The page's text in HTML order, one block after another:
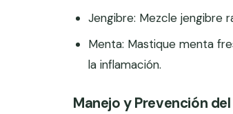
Jengibre: Mezcle jengibre
Menta: Mastique menta
la inflamación.
Manejo y Prevención